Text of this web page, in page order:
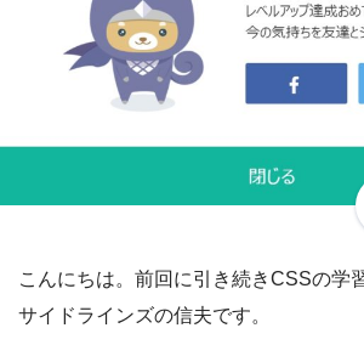
こんにちは。前回に引き続きCSSの学
サイドラインズの信夫です。